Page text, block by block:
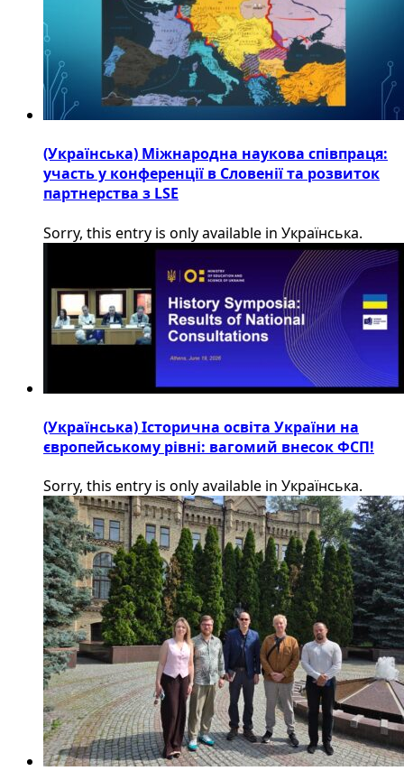
(Українська) Міжнародна наукова співпраця:
участь у конференції в Словенії та розвиток
партнерства з LSE
Sorry, this entry is only available in Українська.
(Українська) Історична освіта України на
європейському рівні: вагомий внесок ФСП!
Sorry, this entry is only available in Українська.